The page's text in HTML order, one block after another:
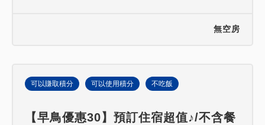
無空房
可以賺取積分 可以使用積分 不吃飯
【早鳥優惠30】預訂住宿超值♪/不含餐